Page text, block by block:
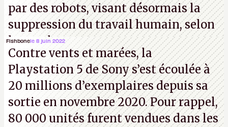
par des robots, visant désormais la
suppression du travail humain, selon
les analystes.
Fishbonele 8 juin 2022
Contre vents et marées, la
Playstation 5 de Sony s’est écoulée à
20 millions d’exemplaires depuis sa
sortie en novembre 2020. Pour rappel,
80 000 unités furent vendues dans les